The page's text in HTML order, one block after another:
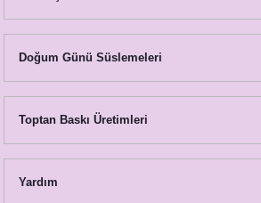
Okaliptus Kırmızı Çiçekler Konsept Masa Numara Kartı
23,00 TL
Doğum Günü Süslemeleri
Toptan Baskı Üretimleri
Yardım